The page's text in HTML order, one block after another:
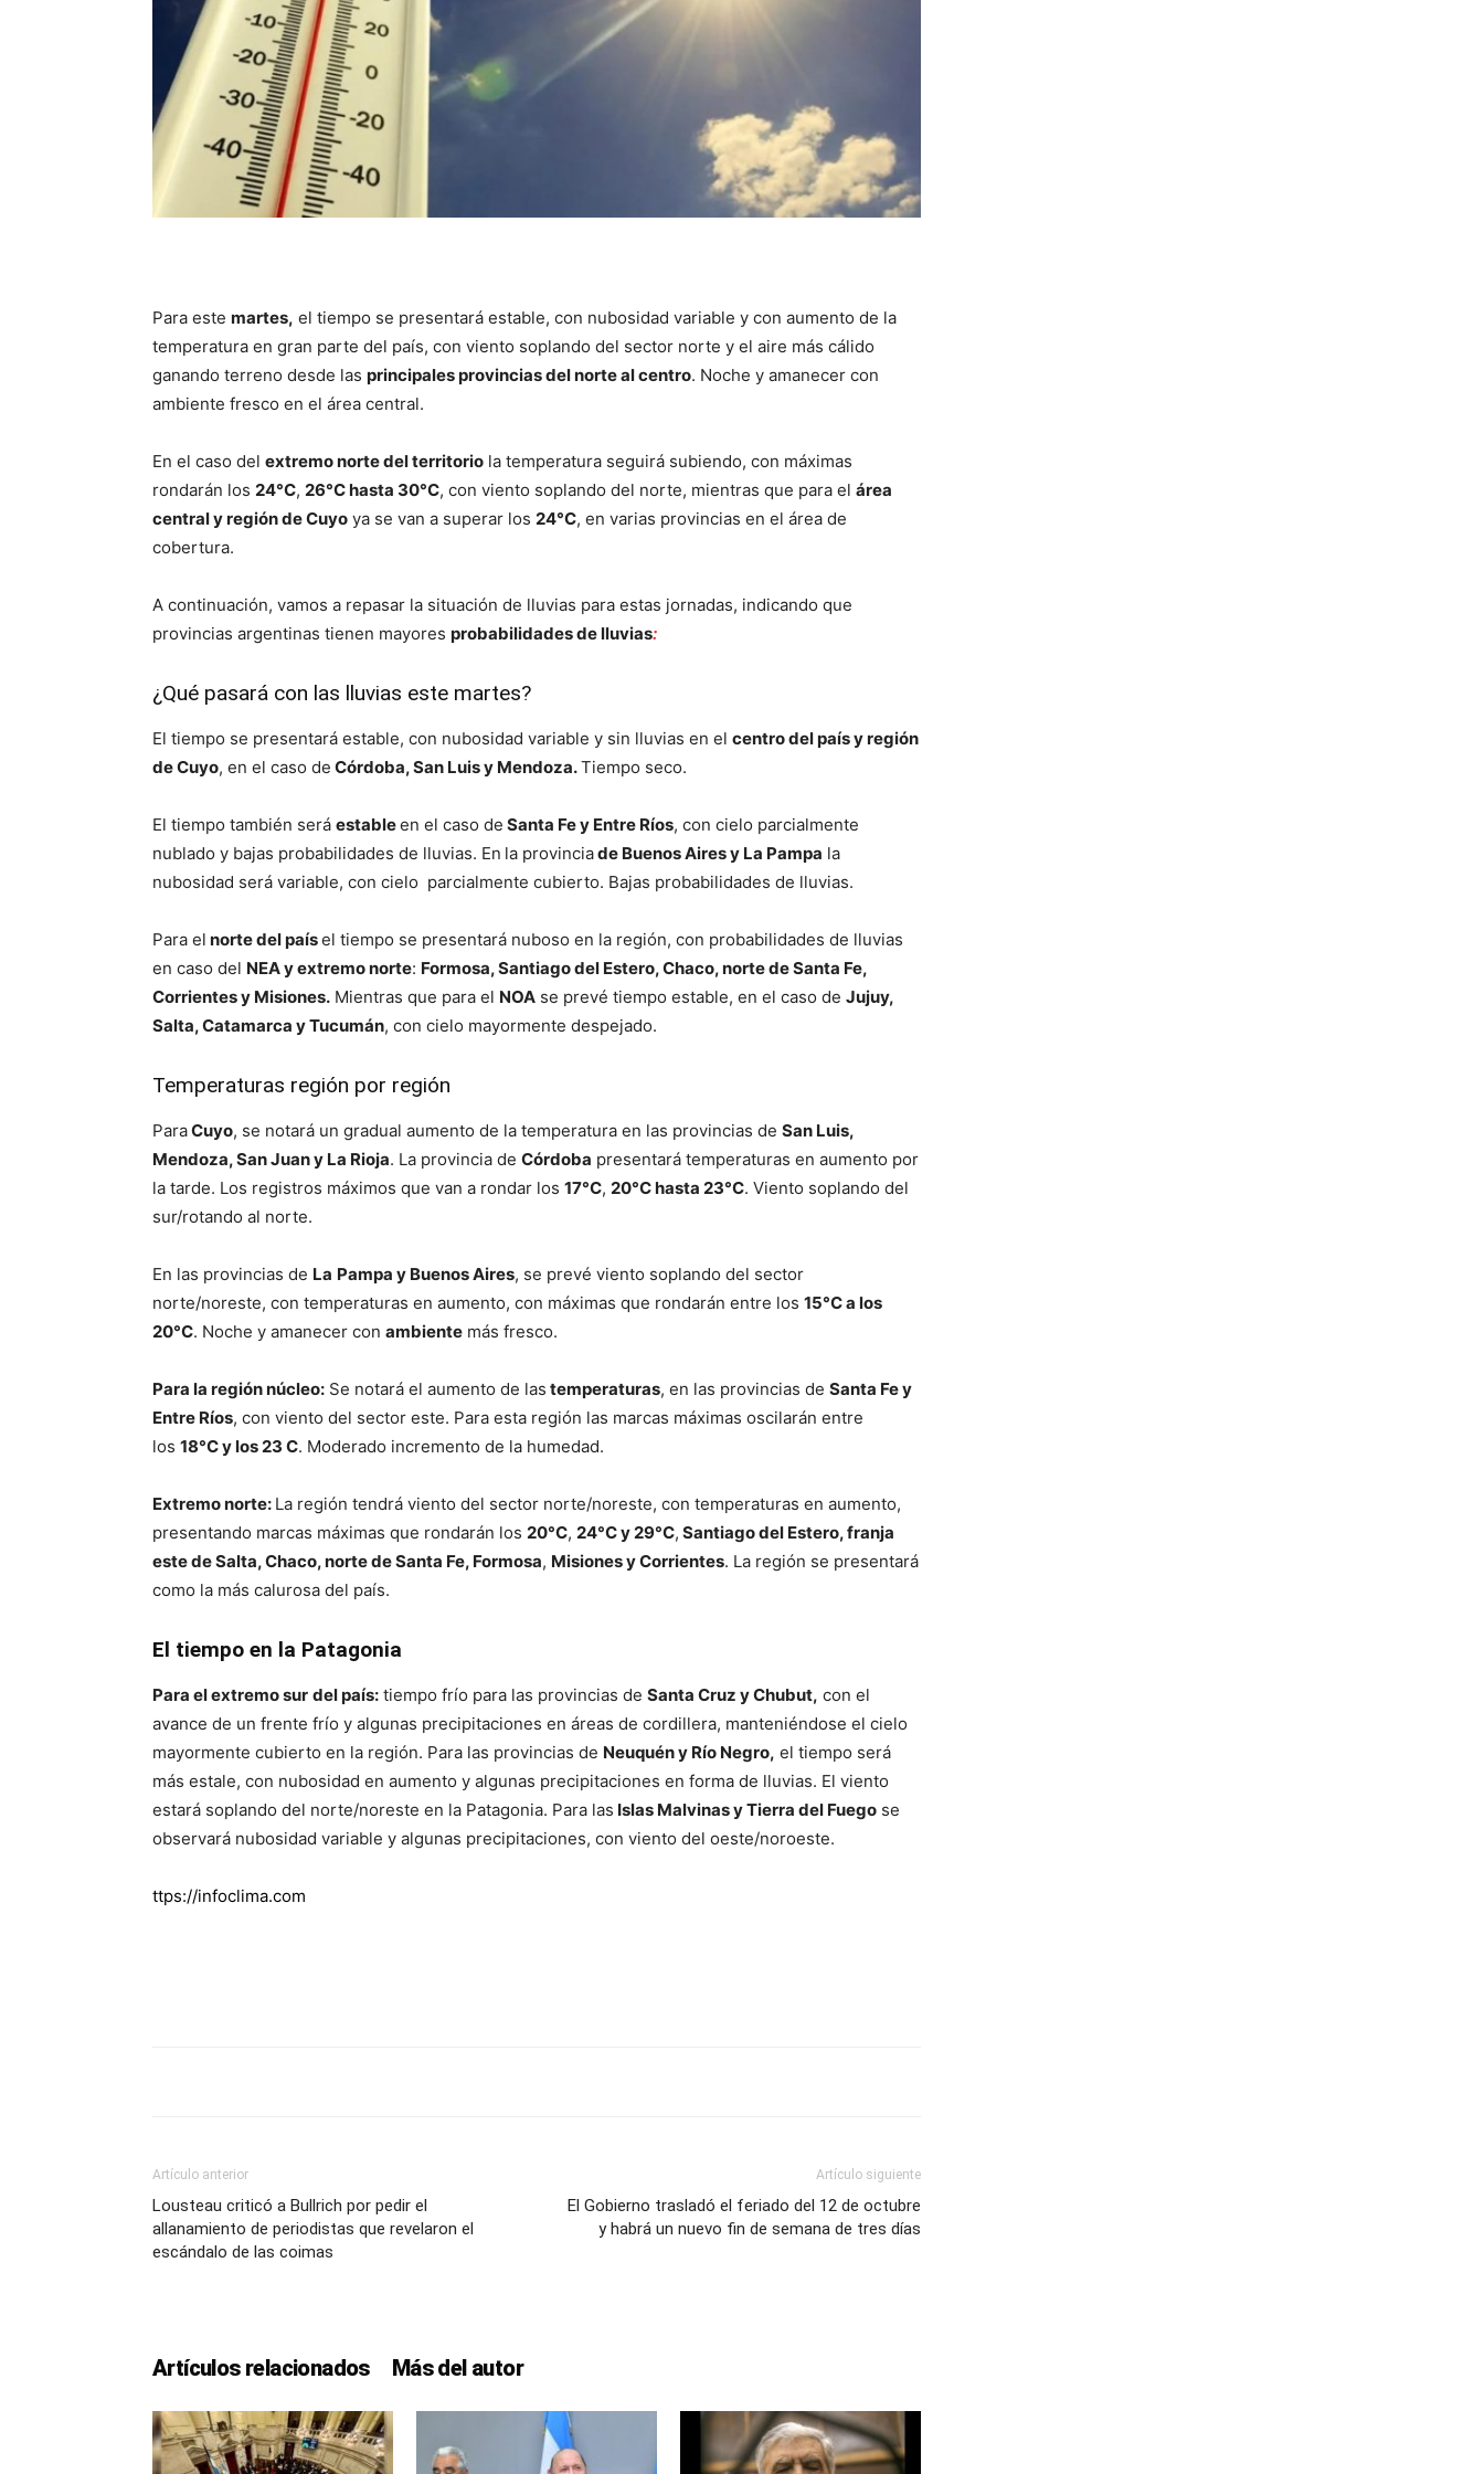
La
Verdad
es
lo
que
se
Para este martes, el tiempo se presentará estable, con nubosidad variable y con aumento de la
temperatura en gran parte del país, con viento soplando del sector norte y el aire más cálido
ganando terreno desde las principales provincias del norte al centro. Noche y amanecer con
ambiente fresco en el área central.
En el caso del extremo norte del territorio la temperatura seguirá subiendo, con máximas
rondarán los 24°C, 26°C hasta 30°C, con viento soplando del norte, mientras que para el área
central y región de Cuyo ya se van a superar los 24°C, en varias provincias en el área de
cobertura.
A continuación, vamos a repasar la situación de lluvias para estas jornadas, indicando que
provincias argentinas tienen mayores probabilidades de lluvias:
¿Qué pasará con las lluvias este martes?
El tiempo se presentará estable, con nubosidad variable y sin lluvias en el centro del país y región
de Cuyo, en el caso de Córdoba, San Luis y Mendoza.Tiempo seco.
El tiempo también será estableen el caso de Santa Fe y Entre Ríos, con cielo parcialmente
nublado y bajas probabilidades de lluvias. En la provinciade Buenos Aires y La Pampa la
nubosidad será variable, con cielo parcialmente cubierto. Bajas probabilidades de lluvias.
Para el norte del paísel tiempo se presentará nuboso en la región, con probabilidades de lluvias
en caso del NEA y extremo norte: Formosa, Santiago del Estero, Chaco, norte de Santa Fe,
Corrientes y Misiones. Mientras que para el NOA se prevé tiempo estable, en el caso de Jujuy,
Salta, Catamarca y Tucumán, con cielo mayormente despejado.
Temperaturas región por región
ParaCuyo, se notará un gradual aumento de la temperatura en las provincias de San Luis,
Mendoza, San Juan y La Rioja. La provincia de Córdoba presentará temperaturas en aumento por
la tarde. Los registros máximos que van a rondar los 17°C, 20°C hasta 23°C. Viento soplando del
sur/rotando al norte.
En las provincias de La Pampa y Buenos Aires, se prevé viento soplando del sector
norte/noreste, con temperaturas en aumento, con máximas que rondarán entre los 15°C a los
20°C. Noche y amanecer con ambiente más fresco.
Para la región núcleo: Se notará el aumento de las temperaturas, en las provincias de Santa Fe y
Entre Ríos, con viento del sector este. Para esta región las marcas máximas oscilarán entre
los 18°C y los 23 C. Moderado incremento de la humedad.
Extremo norte: La región tendrá viento del sector norte/noreste, con temperaturas en aumento,
presentando marcas máximas que rondarán los 20°C, 24°C y 29°C, Santiago del Estero, franja
este de Salta, Chaco, norte de Santa Fe, Formosa, Misiones y Corrientes. La región se presentará
como la más calurosa del país.
El tiempo en la Patagonia
Para el extremo sur del país: tiempo frío para las provincias de Santa Cruz y Chubut, con el
avance de un frente frío y algunas precipitaciones en áreas de cordillera, manteniéndose el cielo
mayormente cubierto en la región. Para las provincias de Neuquén y Río Negro, el tiempo será
más estale, con nubosidad en aumento y algunas precipitaciones en forma de lluvias. El viento
estará soplando del norte/noreste en la Patagonia. Para las Islas Malvinas y Tierra del Fuego se
observará nubosidad variable y algunas precipitaciones, con viento del oeste/noroeste.
ttps://infoclima.com
Artículo anterior
Lousteau criticó a Bullrich por pedir el
allanamiento de periodistas que revelaron el
escándalo de las coimas
Artículo siguiente
El Gobierno trasladó el feriado del 12 de octubre
y habrá un nuevo fin de semana de tres días
Artículos relacionados Más del autor